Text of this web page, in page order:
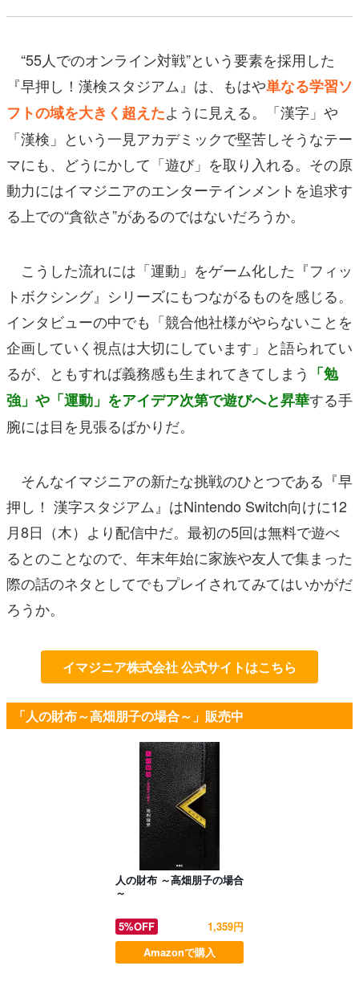
“55人でのオンライン対戦”という要素を採用した
『早押し！漢検スタジアム』は、もはや単なる学習ソ
フトの域を大きく超えたように見える。「漢字」や
「漢検」という一見アカデミックで堅苦しそうなテー
マにも、どうにかして「遊び」を取り入れる。その原
動力にはイマジニアのエンターテインメントを追求す
る上での“貪欲さ”があるのではないだろうか。
こうした流れには「運動」をゲーム化した『フィッ
トボクシング』シリーズにもつながるものを感じる。
インタビューの中でも「競合他社様がやらないことを
企画していく視点は大切にしています」と語られてい
るが、ともすれば義務感も生まれてきてしまう 「勉
強」や「運動」をアイデア次第で遊びへと昇華する手
腕には目を見張るばかりだ。
そんなイマジニアの新たな挑戦のひとつである『早
押し！ 漢字スタジアム』はNintendo Switch向けに12
月8日（木）より配信中だ。最初の5回は無料で遊べ
るとのことなので、年末年始に家族や友人で集まった
際の話のネタとしてでもプレイされてみてはいかがだ
ろうか。
イマジニア株式会社 公式サイトはこちら
「人の財布～高畑朋子の場合～」販売中
人の財布 ～高畑朋子の場合
～
5%OFF
1,359円
Amazonで購入